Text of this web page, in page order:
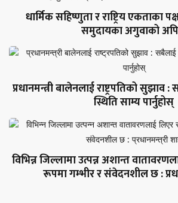
धार्मिक सहिष्णुता र राष्ट्रिय एकताका
समुदायका अगुवाको
प्रधानमन्त्री बालेनलाई राष्ट्रपतिको
स्थिति साम्य पार्नुहोस्
विभिन्न जिल्लामा उत्पन्न अशान्त
रूपमा गम्भीर र संवेदनशील छ :